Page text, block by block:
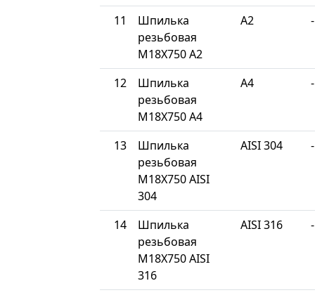
11
Шпилька
резьбовая
М18Х750 A2
A2 -
12
Шпилька
резьбовая
М18Х750 A4
A4 -
13
Шпилька
резьбовая
М18Х750 AISI
304
AISI 304 -
14
Шпилька
резьбовая
М18Х750 AISI
316
AISI 316 -